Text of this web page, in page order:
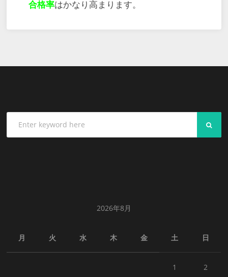
合格率はかなり高まります。
2026年8月
月 火 水 木 金 土 日
1 2